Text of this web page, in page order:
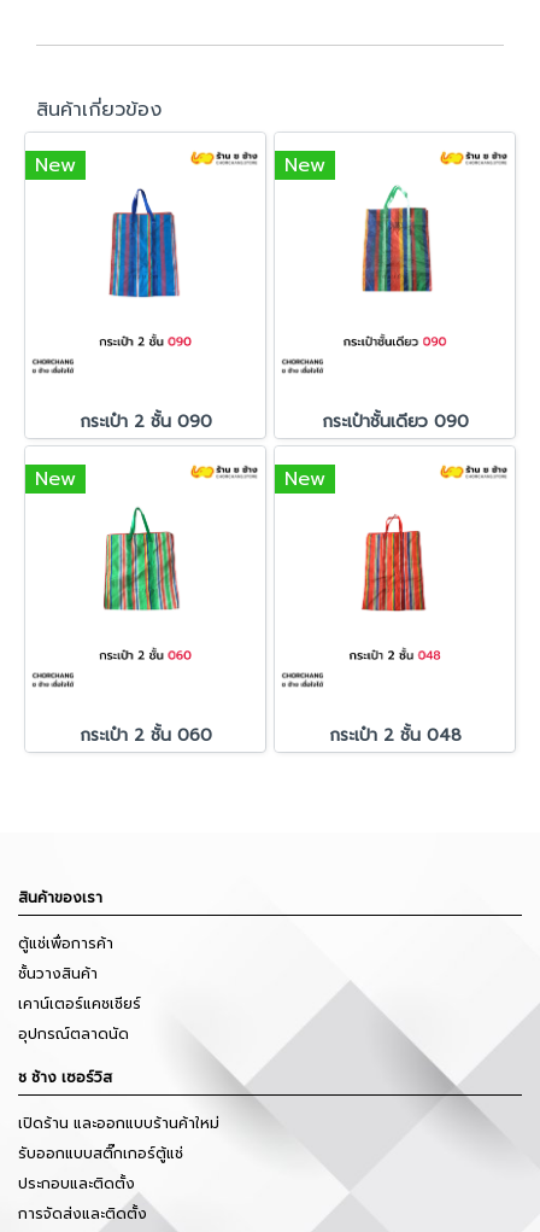
สินค้าเกี่ยวข้อง
New
กระเป๋า 2 ชั้น 090
New
กระเป๋าชั้นเดียว 090
New
กระเป๋า 2 ชั้น 060
New
กระเป๋า 2 ชั้น 048
สินค้าของเรา
ตู้แช่เพื่อการค้า
ชั้นวางสินค้า
เคาน์เตอร์แคชเชียร์
อุปกรณ์ตลาดนัด
ช ช้าง เซอร์วิส
เปิดร้าน และออกแบบร้านค้าใหม่
รับออกแบบสติ๊กเกอร์ตู้แช่
ประกอบและติดตั้ง
การจัดส่งและติดตั้ง